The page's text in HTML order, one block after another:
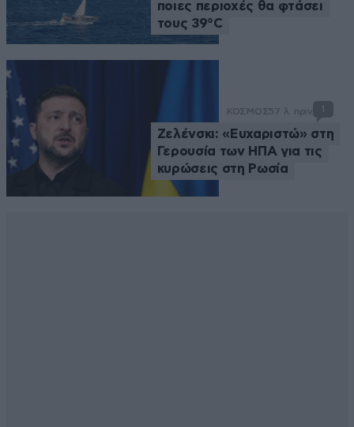
ποιες περιοχές θα φτάσει
τους 39°C
ΚΟΣΜΟΣ57 λ. πριν 1
Ζελένσκι: «Ευχαριστώ» στη
Γερουσία των ΗΠΑ για τις
κυρώσεις στη Ρωσία